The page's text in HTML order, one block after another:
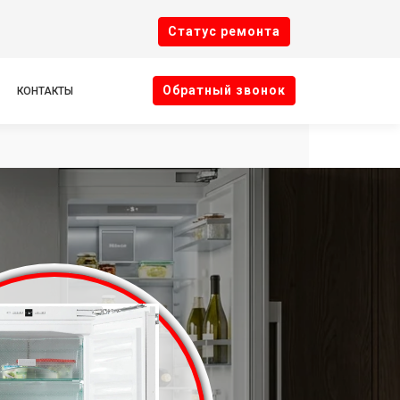
Cтатус ремонта
КОНТАКТЫ Oбратный звонок